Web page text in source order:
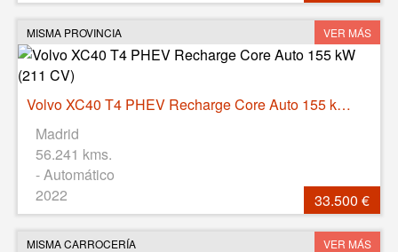
MISMA PROVINCIA VER MÁS
Volvo XC40 T4 PHEV Recharge Core Auto 155 kW (211 CV)
Madrid
56.241 kms.
- Automático
2022
33.500 €
MISMA CARROCERÍA VER MÁS